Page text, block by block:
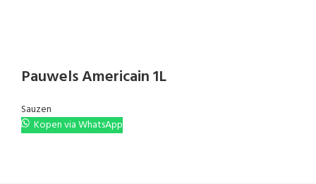
Pauwels Americain 1L
Sauzen
Kopen via WhatsApp